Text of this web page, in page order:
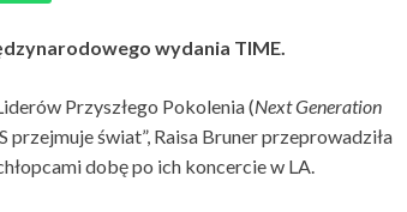
wydania TIME.
Przyszłego Pokolenia (Next Generation
świat”, Raisa Bruner przeprowadziła
dobę po ich koncercie w LA.